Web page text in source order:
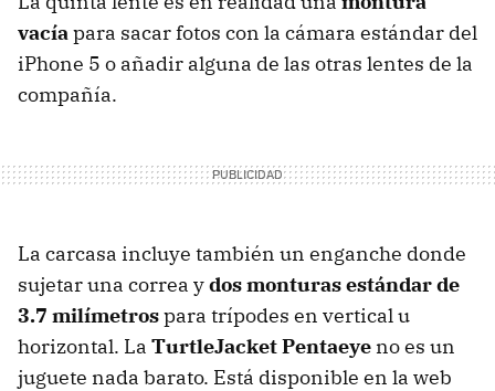
vacíapara sacar fotos con la cámara estándar del
iPhone 5 o añadir alguna de las otras lentes de la
compañía.
La carcasa incluye también un enganche donde
sujetar una correa ydos monturas estándar de
3.7 milímetrospara trípodes en vertical u
horizontal. La TurtleJacket Pentaeye no es un
juguete nada barato. Está disponible en la web